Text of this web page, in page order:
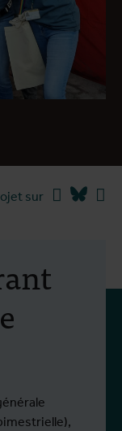
2024
sur Facebook